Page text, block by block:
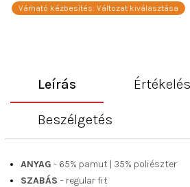
Várható kézbesítés: Változat kiválasztása
Leírás Értékelés
Beszélgetés
ANYAG - 65% pamut | 35% poliészter
SZABÁS - regular fit